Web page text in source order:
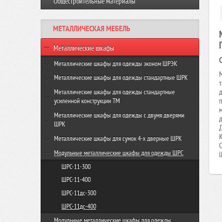
Виброплита VR-120 GROST
Виброплита VH-330R GROST
Резчик швов FS350-HC GROST
МЕТАЛЛИЧЕСКАЯ МЕБЕЛЬ
Металлические шкафы
Металлические шкафы для одежды эконом ШРЭК
ШРЭК-21-500
ШРЭК-22-500
Металлические шкафы для одежды стандартные ШРК
ШРК-22-600
ШРК-22-800
Металлические шкафы для одежды стандартные
усиленной конструкции ТМ
ТМ-22-600
ТМ-22-800
Металлические шкафы для одежды с двумя дверями
ШРК
ШРК-24-600
ШРК-24-800
Металлические шкафы для сумок 4-х дверные ШРК
ШРК-28-600
ШРК-28-800
Модульные металлические шкафы для одежды ШРС
ШРС-11-300
ШРС-11-400
ШРС-11дс-300
ШРС-11дс-400
Модульные металлические шкафы для одежды